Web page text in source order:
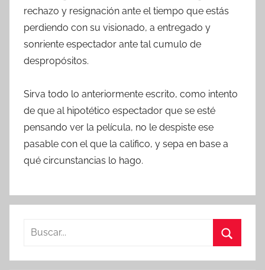
rechazo y resignación ante el tiempo que estás
perdiendo con su visionado, a entregado y
sonriente espectador ante tal cumulo de
despropósitos.
Sirva todo lo anteriormente escrito, como intento
de que al hipotético espectador que se esté
pensando ver la película, no le despiste ese
pasable con el que la califico, y sepa en base a
qué circunstancias lo hago.
s